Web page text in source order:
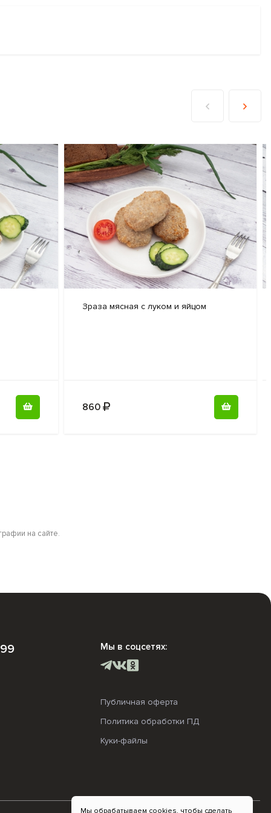
Мы обрабатываем cookies, чтобы сделать
Зраза мясная с луком и яйцом
860
на сайте.
Мы в соцсетях:
Публичная оферта
Политика обработки ПД
Куки-файлы